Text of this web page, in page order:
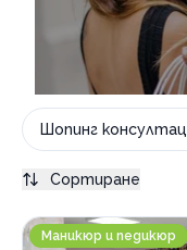
Шопинг
Салон за красота
Маникюр и педикюр
Сортиране
София